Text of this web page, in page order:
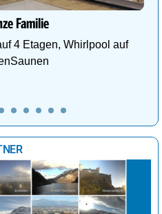
Familie
4 Etagen, Whirlpool auf